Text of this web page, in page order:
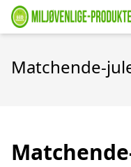
Matchende-